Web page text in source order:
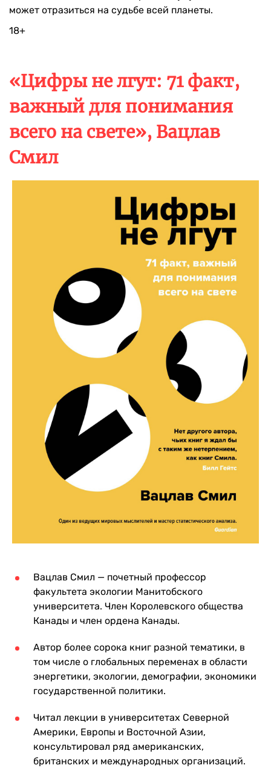
может отразиться на судьбе всей планеты.
18+
«Цифры не лгут: 71 факт,
важный для понимания
всего на свете», Вацлав
Смил
Вацлав Смил — почетный профессор
факультета экологии Манитобского
университета. Член Королевского общества
Канады и член ордена Канады.
Автор более сорока книг разной тематики, в
том числе о глобальных переменах в области
энергетики, экологии, демографии, экономики
государственной политики.
Читал лекции в университетах Северной
Америки, Европы и Восточной Азии,
консультировал ряд американских,
британских и международных организаций.